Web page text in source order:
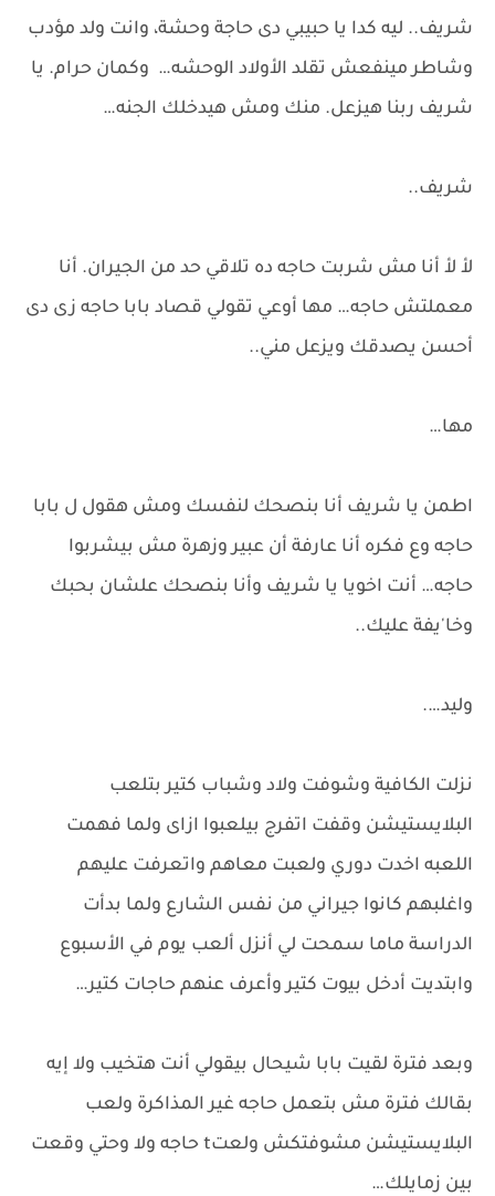
شريف.. ليه كدا يا حبيبي دى حاجة وحشة، وانت ولد مؤدب
وشاطر مينفعش تقلد الأولاد الوحشه… وكمان حرام. يا
شريف ربنا هيزعل. منك ومش هيدخلك الجنه…
شريف..
لأ لأ أنا مش شربت حاجه ده تلاقي حد من الجيران. أنا
معملتش حاجه… مها أوعي تقولي قصاد بابا حاجه زى دى
أحسن يصدقك ويزعل مني..
مها…
اطمن يا شريف أنا بنصحك لنفسك ومش هقول ل بابا
حاجه وع فكره أنا عارفة أن عبير وزهرة مش بيشربوا
حاجه… أنت اخويا يا شريف وأنا بنصحك علشان بحبك
وخا'يفة عليك..
وليد….
نزلت الكافية وشوفت ولاد وشباب كتير بتلعب
البلايستيشن وقفت اتفرج بيلعبوا ازاى ولما فهمت
اللعبه اخدت دوري ولعبت معاهم واتعرفت عليهم
واغلبهم كانوا جيراني من نفس الشارع ولما بدأت
الدراسة ماما سمحت لي أنزل ألعب يوم في الأسبوع
وابتديت أدخل بيوت كتير وأعرف عنهم حاجات كتير…
وبعد فترة لقيت بابا شيحال بيقولي أنت هتخيب ولا إيه
بقالك فترة مش بتعمل حاجه غير المذاكرة ولعب
البلايستيشن مشوفتكش ولعتt حاجه ولا وحتي وقعت
بين زمايلك…